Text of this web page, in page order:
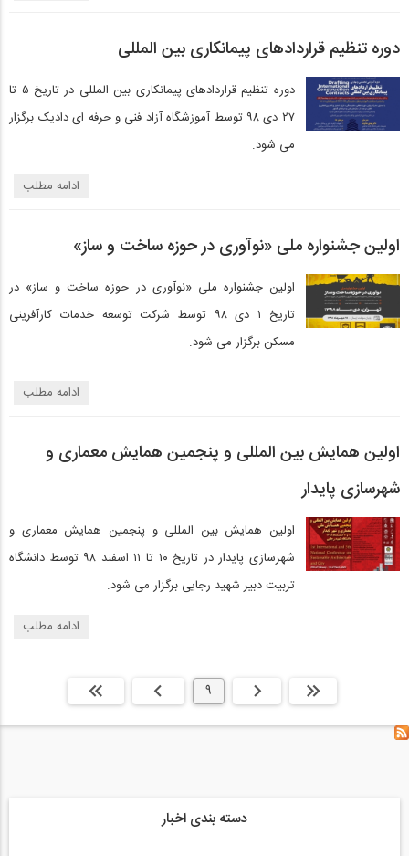
دوره تنظیم قراردادهای پیمانکاری بین المللی
دوره تنظیم قراردادهای پیمانکاری بین المللی در تاریخ ۵ تا
۲۷ دی ۹۸ توسط آموزشگاه آزاد فنی و حرفه ای دادیک برگزار
می شود.
ادامه مطلب
اولین جشنواره ملی «نوآوری در حوزه ساخت و ساز»
اولین جشنواره ملی «نوآوری در حوزه ساخت و ساز» در
تاریخ ۱ دی ۹۸ توسط شرکت توسعه خدمات کارآفرینی
مسکن برگزار می شود.
ادامه مطلب
اولین همایش بین المللی و پنجمین همایش معماری و
شهرسازی پایدار
اولین همایش بین المللی و پنجمین همایش معماری و
شهرسازی پایدار در تاریخ ۱۰ تا ۱۱ اسفند ۹۸ توسط دانشگاه
تربیت دبیر شهید رجایی برگزار می شود.
ادامه مطلب
ابتدا قبلی 9 بعدی انتها »
دسته بندی اخبار